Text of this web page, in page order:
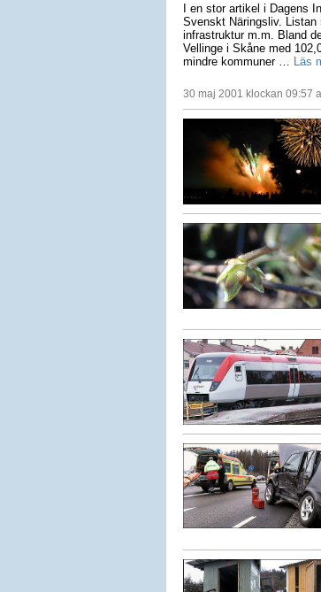
I en stor artikel i Dagens
Svenskt Näringsliv. Listan
infrastruktur m.m. Bland
Vellinge i Skåne med
mindre kommuner …
Läs
30 maj 2001 klockan 09:57